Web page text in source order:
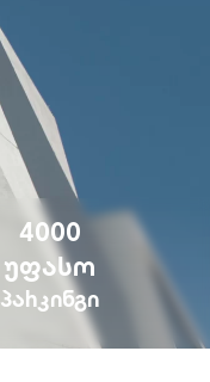
4000
ᲣᲤᲐᲡᲝ
ᲞᲐᲠᲙᲘᲜᲒᲘ